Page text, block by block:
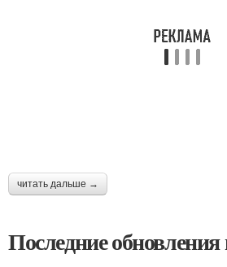
читать дальше →
Последние обновления